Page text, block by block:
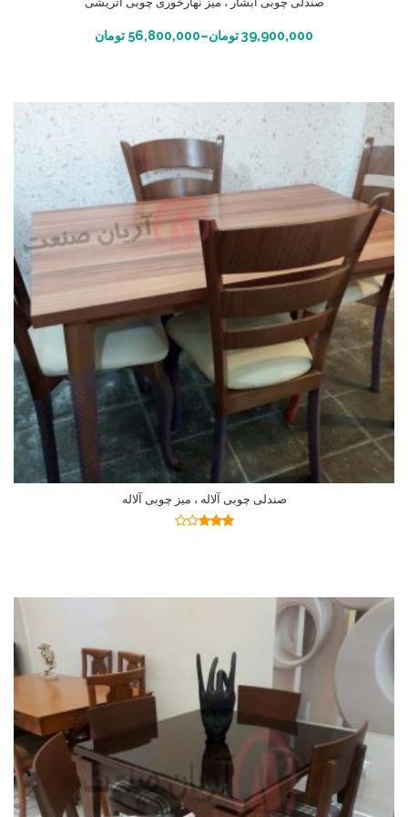
39,900,000تومان–
56,800,000 تومان انتخاب گزینه ها
صندلی چوبی آلاله ، میز چوبی آلاله
اطلاعات بیشتر